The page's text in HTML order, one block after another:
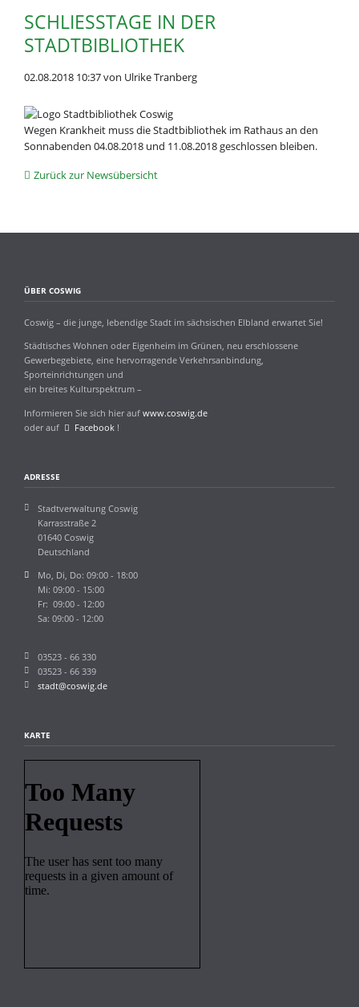
SCHLIESSTAGE IN DER S
TADTBIBLIOTHEK
02.08.2018 10:37von Ulrike Tranberg
Wegen Krankheit muss die Stadtbibliothek im Rathaus an den
Sonnabenden 04.08.2018 und 11.08.2018 geschlossen bleiben.
Zurück zur Newsübersicht
ÜBER COSWIG
Coswig – die junge, lebendige Stadt im sächsischen Elbland erwartet Sie!
Städtisches Wohnen oder Eigenheim im Grünen, neu erschlossene
Gewerbegebiete, eine hervorragende Verkehrsanbindung,
Sporteinrichtungen und
ein breites Kulturspektrum –
Informieren Sie sich hier auf www.coswig.de
oder auf
Facebook !
ADRESSE
Stadtverwaltung Coswig
Karrasstraße 2
01640 Coswig
Deutschland
Mo, Di, Do: 09:00 - 18:00
Mi: 09:00 - 15:00
Fr: 09:00 - 12:00
Sa: 09:00 - 12:00
03523 - 66 330
03523 - 66 339
stadt@coswig.de
KARTE